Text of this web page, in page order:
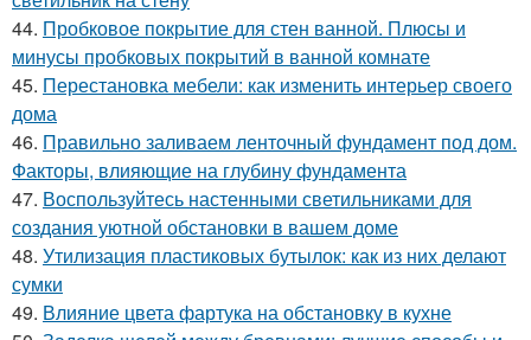
44. Пробковое покрытие для стен ванной. Плюсы и
минусы пробковых покрытий в ванной комнате
45. Перестановка мебели: как изменить интерьер своего
дома
46. Правильно заливаем ленточный фундамент под дом.
Факторы, влияющие на глубину фундамента
47. Воспользуйтесь настенными светильниками для
создания уютной обстановки в вашем доме
48. Утилизация пластиковых бутылок: как из них делают
сумки
49. Влияние цвета фартука на обстановку в кухне